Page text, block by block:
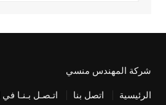
شركة المهندس منسي
الرئيسية اتصل بنا اتـصـل بـنـا